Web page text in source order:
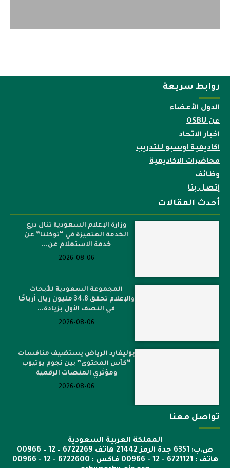
روابط سريعة
الدول الأعضاء
عن OSBU
اخبار الاتحاد
اكاديمية اوسبو للتدريب
محاضرات الاكاديمية
وظائف
إتصل بنا
أحدث المقالات
وزارة الإعلام السعودية تنال درع
الخدمة المتميزة في “توكلنا” عن
خدمة الاستعلام عن...
2026-08-06
المجموعة السعودية للأبحاث
والإعلام تحقق 34.8 مليون ريال أرباحًا
في النصف الأول بزيادة...
2026-08-06
بوليفارد الرياض يستضيف منافسات
“كأس المحتوى” بين نجوم يوتيوب
ومؤثري المنصات الرقمية
2026-08-06
تواصل معنا
المملكة العربية السعودية
ص.ب: 6351 جدة الرمز 21442 هاتف 6722269 – 12 – 00966
هاتف : 6721121 – 12 – 00966 فاكس : 6722600 – 12 – 00966